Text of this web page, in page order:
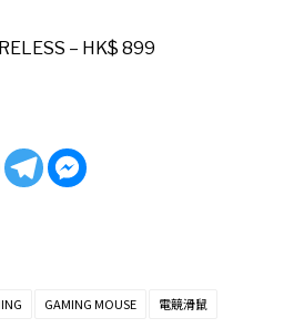
– HK$ 899
GAMING MOUSE 電競滑鼠